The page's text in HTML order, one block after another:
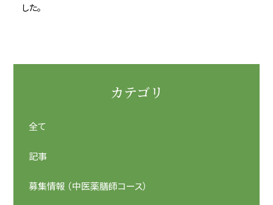
した。
カテゴリ
全て
記事
募集情報 （中医薬膳師コース）